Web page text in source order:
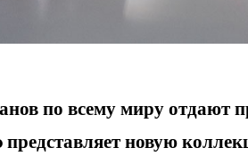
по всему миру отдают
представляет новую